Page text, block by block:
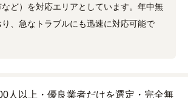
ど）を対応エリアとしています。年中無
、急なトラブルにも迅速に対応可能で